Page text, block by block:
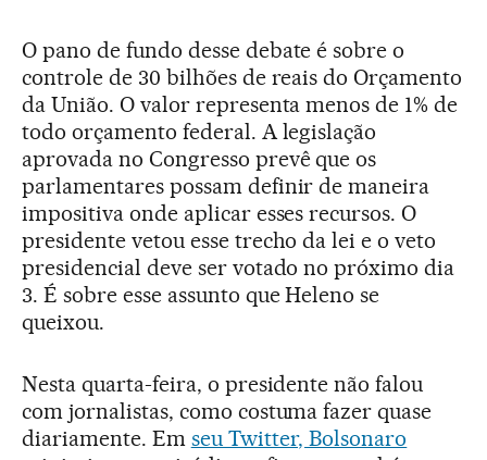
O pano de fundo desse debate é sobre o
controle de 30 bilhões de reais do Orçamento
da União. O valor representa menos de 1% de
todo orçamento federal. A legislação
aprovada no Congresso prevê que os
parlamentares possam definir de maneira
impositiva onde aplicar esses recursos. O
presidente vetou esse trecho da lei e o veto
presidencial deve ser votado no próximo dia
3. É sobre esse assunto que Heleno se
queixou.
Nesta quarta-feira, o presidente não falou
com jornalistas, como costuma fazer quase
diariamente. Em seu Twitter, Bolsonaro